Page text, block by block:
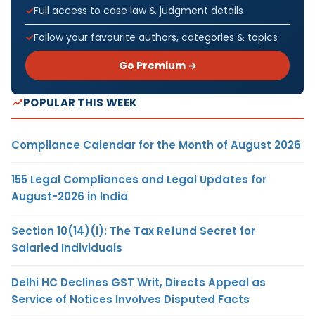
Full access to case law & judgment details
Follow your favourite authors, categories & topics
Go Premium →
POPULAR THIS WEEK
Compliance Calendar for the Month of August 2026
155 Legal Compliances and Legal Updates for
August-2026 in India
Section 10(14)(i): The Tax Refund Secret for
Salaried Individuals
Delhi HC Declines GST Writ, Directs Appeal as
Service of Notices Involves Disputed Facts